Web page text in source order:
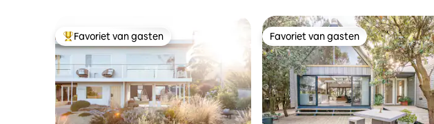
Topfavoriet van gasten
Favoriet van gasten Favoriet van gasten
Favoriet van gasten